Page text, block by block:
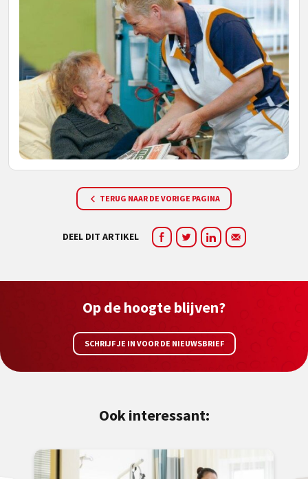
TERUG NAAR DE VORIGE PAGINA
DEEL DIT ARTIKEL
Op de hoogte blijven?
SCHRIJF JE IN VOOR DE NIEUWSBRIEF
Ook interessant: